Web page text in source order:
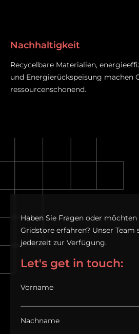
Nachhaltigkeit
Recycelbare Materialien,
und Energierückspeisung machen
ressourcenschonend.
Haben Sie Fragen oder
Gridstore erfahren? Unser Team
jederzeit zur Verfügung.
Let's get in touch:
Vorname
Nachname